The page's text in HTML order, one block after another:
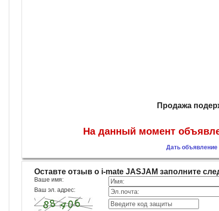
Продажа
На данный момент
Дать
Оставте отзыв о i-mate JASJAM заполните
Ваше имя:
Ваш эл. адрес: